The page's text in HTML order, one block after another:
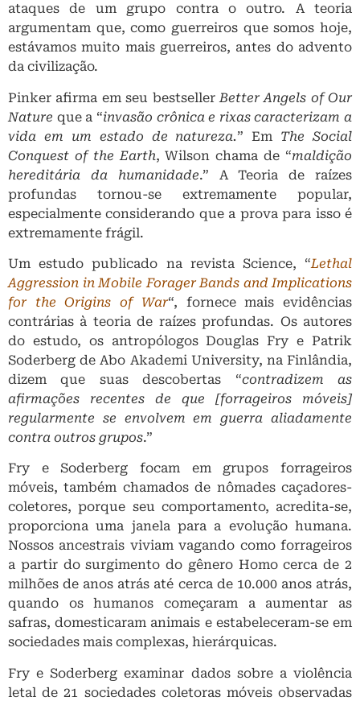
ataques de um grupo contra o outro. A teoria
argumentam que, como guerreiros que somos hoje,
estávamos muito mais guerreiros, antes do advento
da civilização.
Pinker afirma em seu bestseller Better Angels of Our
Nature que a “invasão crônica e rixas caracterizam a
vida em um estado de natureza.” Em The Social
Conquest of the Earth, Wilson chama de “maldição
hereditária da humanidade.” A Teoria de raízes
profundas tornou-se extremamente popular,
especialmente considerando que a prova para isso é
extremamente frágil.
Um estudo publicado na revista Science, “Lethal
Aggression in Mobile Forager Bands and Implications
for the Origins of War“, fornece mais evidências
contrárias à teoria de raízes profundas. Os autores
do estudo, os antropólogos Douglas Fry e Patrik
Soderberg de Abo Akademi University, na Finlândia,
dizem que suas descobertas “contradizem as
afirmações recentes de que [forrageiros móveis]
regularmente se envolvem em guerra aliadamente
contra outros grupos.”
Fry e Soderberg focam em grupos forrageiros
móveis, também chamados de nômades caçadores-
coletores, porque seu comportamento, acredita-se,
proporciona uma janela para a evolução humana.
Nossos ancestrais viviam vagando como forrageiros
a partir do surgimento do gênero Homo cerca de 2
milhões de anos atrás até cerca de 10.000 anos atrás,
quando os humanos começaram a aumentar as
safras, domesticaram animais e estabeleceram-se em
sociedades mais complexas, hierárquicas.
Fry e Soderberg examinar dados sobre a violência
letal de 21 sociedades coletoras móveis observadas